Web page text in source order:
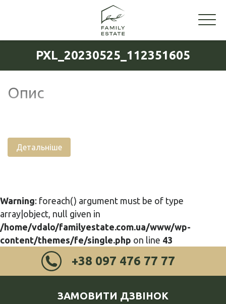
PXL_20230525_112351605
Опис
Детальніше
Warning: foreach() argument must be of type
array|object, null given in
/home/vdalo/familyestate.com.ua/www/wp-
content/themes/fe/single.php on line 43
+38 097 476 77 77
ЗАМОВИТИ ДЗВІНОК